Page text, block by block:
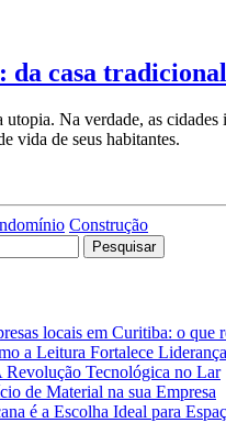
da casa
utopia. Na verdade, as
vida de seus habitantes.
Construção
locais em Curitiba: o que
a Leitura Fortalece
Revolução Tecnológica no Lar
de Material na sua Empresa
é a Escolha Ideal para